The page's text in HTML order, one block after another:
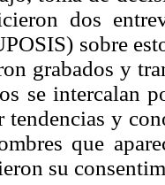
dos
sobre
grabados y
se intercalan
tendencias y
que
su